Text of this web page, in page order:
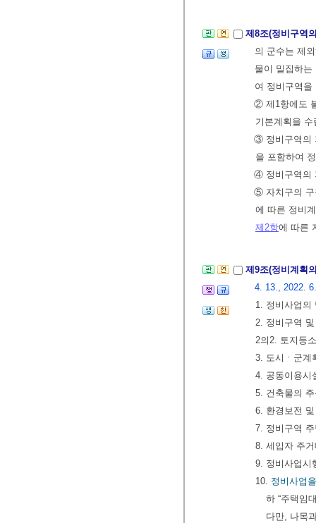
제8조(정비구역
의 군수는 제
물이 밀집하
여 정비구역을
② 제1항에도
기본계획을
③ 정비구역의
을 포함하여
④ 정비구역의
⑤ 자치구의 구
에 따른 정비
제2항에 따른
제9조(정비계획
4. 13., 2022.
1. 정비사업의
2. 정비구역
2의2. 토지등
3. 도시ㆍ군계
4. 공동이용시
5. 건축물의
6. 환경보전
7. 정비구역
8. 세입자 주
9. 정비사업시
10. 정비사업
하 “주택임
다만, 나목